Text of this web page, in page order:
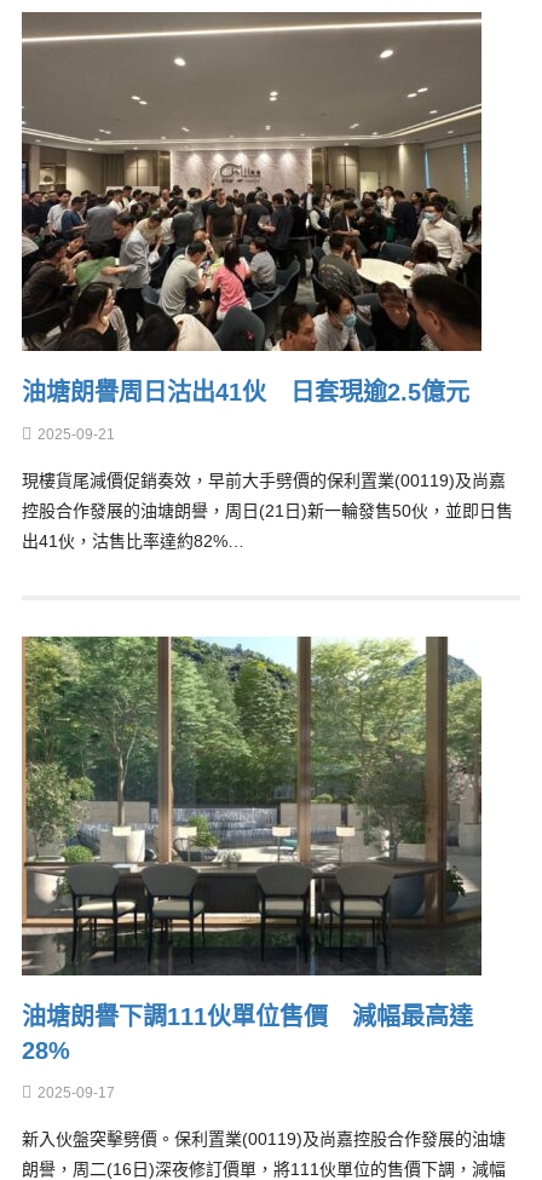
油塘朗譽周日沽出41伙 日套現逾2.5億元
2025-09-21
現樓貨尾減價促銷奏效，早前大手劈價的保利置業(00119)及尚嘉
控股合作發展的油塘朗譽，周日(21日)新一輪發售50伙，並即日售
出41伙，沽售比率達約82%…
油塘朗譽下調111伙單位售價 減幅最高達
28%
2025-09-17
新入伙盤突擊劈價。保利置業(00119)及尚嘉控股合作發展的油塘
朗譽，周二(16日)深夜修訂價單，將111伙單位的售價下調，減幅